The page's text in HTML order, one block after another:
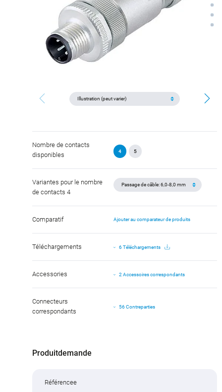
Nombre de contacts
disponibles
4 5
Variantes pour le nombre
de contacts 4
Comparatif Ajouter au comparateur de produits
Téléchargements 6 Téléchargements
Accessories 2 Accessoires correspondants
Connecteurs
correspondants
56 Contreparties
Produitdemande
Référencee